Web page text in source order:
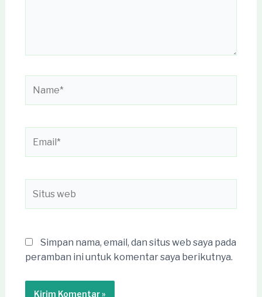
web
Simpan nama, email, dan situs web saya pada
peramban ini untuk komentar saya berikutnya.